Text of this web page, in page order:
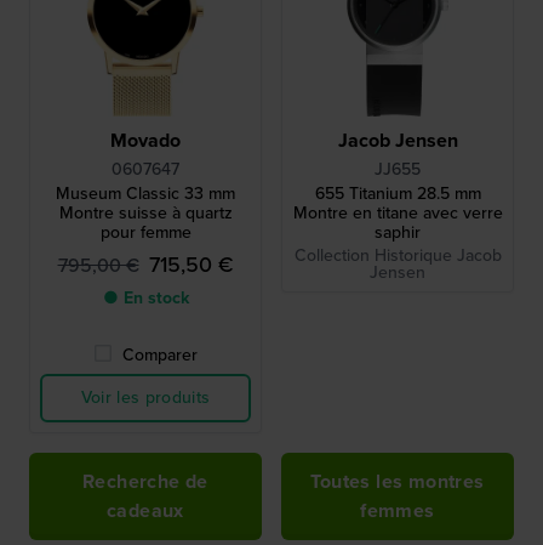
Movado
0607647
Museum Classic 33 mm
Montre suisse à quartz
pour femme
795,00 € 715,50 €
● En stock
Comparer
Voir les produits
Jacob Jensen
JJ655
655 Titanium 28.5 mm
Montre en titane avec verre
saphir
Collection Historique Jacob
Jensen
Recherche de
cadeaux
Toutes les montres
femmes